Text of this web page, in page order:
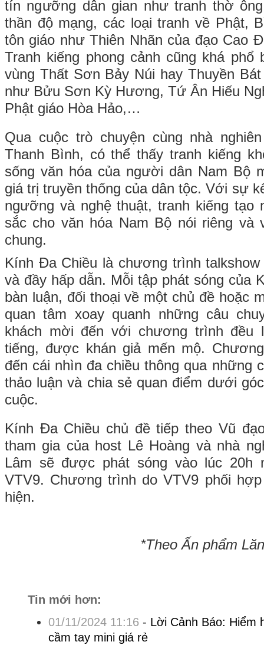
tín ngưỡng dân gian như tranh thờ
thần độ mạng, các loại tranh về Phật,
tôn giáo như Thiên Nhãn của đạo Cao
Tranh kiếng phong cảnh cũng khá phổ
vùng Thất Sơn Bảy Núi hay Thuyền
như Bửu Sơn Kỳ Hương, Tứ Ân Hiếu
Phật giáo Hòa Hảo,…
Qua cuộc trò chuyện cùng nhà
Thanh Bình, có thể thấy tranh kiếng
sống văn hóa của người dân Nam Bộ
giá trị truyền thống của dân tộc. Với sự
ngưỡng và nghệ thuật, tranh kiếng tạo
sắc cho văn hóa Nam Bộ nói riêng và
chung.
Kính Đa Chiều là chương trình
và đầy hấp dẫn. Mỗi tập phát sóng của
bàn luận, đối thoại về một chủ đề hoặc
quan tâm xoay quanh những câu
khách mời đến với chương trình đều
tiếng, được khán giả mến mộ.
đến cái nhìn đa chiều thông qua những
thảo luận và chia sẻ quan điểm dưới
cuộc.
Kính Đa Chiều chủ đề tiếp theo Vũ
tham gia của host Lê Hoàng và nhà
Lâm sẽ được phát sóng vào lúc 20h
VTV9. Chương trình do VTV9 phối
hiện.
*Theo Ấn phẩm
Tin mới hơn:
01/11/2024 11:16 - Lời Cảnh Báo: Hiểm
cầm tay mini giá rẻ